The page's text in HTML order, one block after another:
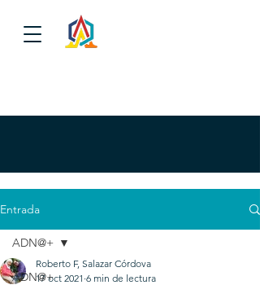
Entrada
ADN@+
ADN@+
Roberto F, Salazar Córdova
17 oct 2021 6 min de lectura